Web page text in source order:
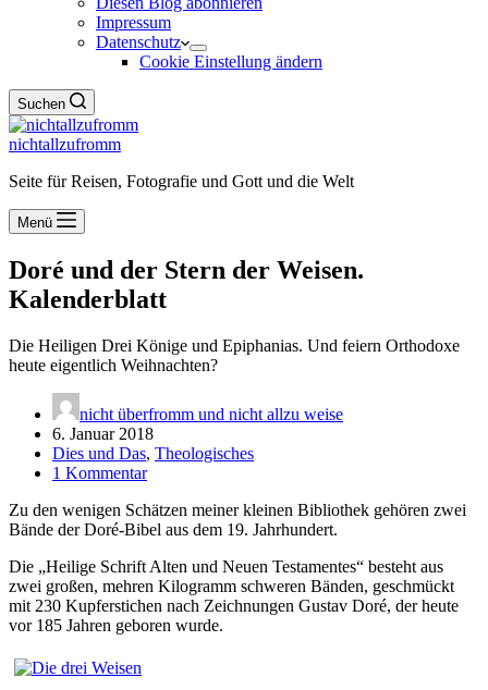
Impressum
Datenschutz
Cookie Einstellung ändern
Suchen
nichtallzufromm
Seite für Reisen, Fotografie und Gott und die Welt
Menü
Doré und der Stern der Weisen.
Kalenderblatt
Die Heiligen Drei Könige und Epiphanias. Und feiern Orthodoxe
heute eigentlich Weihnachten?
nicht überfromm und nicht allzu weise
6. Januar 2018
Dies und Das, Theologisches
1 Kommentar
Zu den wenigen Schätzen meiner kleinen Bibliothek gehören zwei
Bände der Doré-Bibel aus dem 19. Jahrhundert.
Die „Heilige Schrift Alten und Neuen Testamentes“ besteht aus
zwei großen, mehren Kilogramm schweren Bänden, geschmückt
mit 230 Kupferstichen nach Zeichnungen Gustav Doré, der heute
vor 185 Jahren geboren wurde.